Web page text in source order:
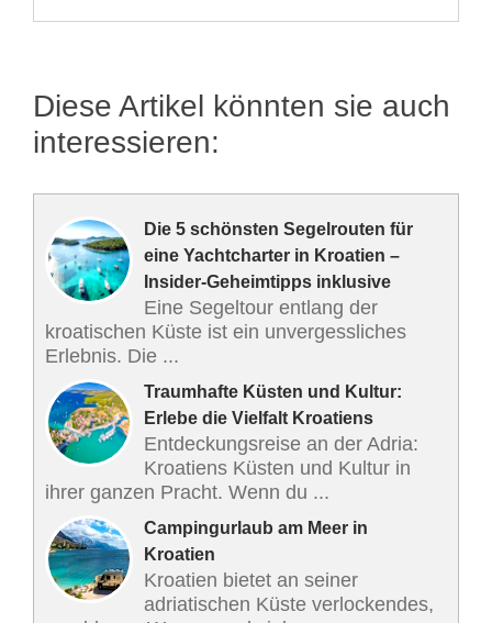
Diese Artikel könnten sie auch
interessieren:
Die 5 schönsten Segelrouten für
eine Yachtcharter in Kroatien –
Insider-Geheimtipps inklusive
Eine Segeltour entlang der
kroatischen Küste ist ein unvergessliches
Erlebnis. Die ...
Traumhafte Küsten und Kultur:
Erlebe die Vielfalt Kroatiens
Entdeckungsreise an der Adria:
Kroatiens Küsten und Kultur in
ihrer ganzen Pracht. Wenn du ...
Campingurlaub am Meer in
Kroatien
Kroatien bietet an seiner
adriatischen Küste verlockendes,